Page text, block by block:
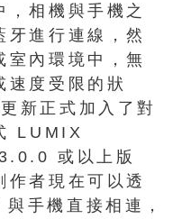
相機與手機之
牙進行連線，然
室內環境中，無
速度受限的狀
新正式加入了對
LUMIX
或以上版
作者現在可以透
手機直接相連，